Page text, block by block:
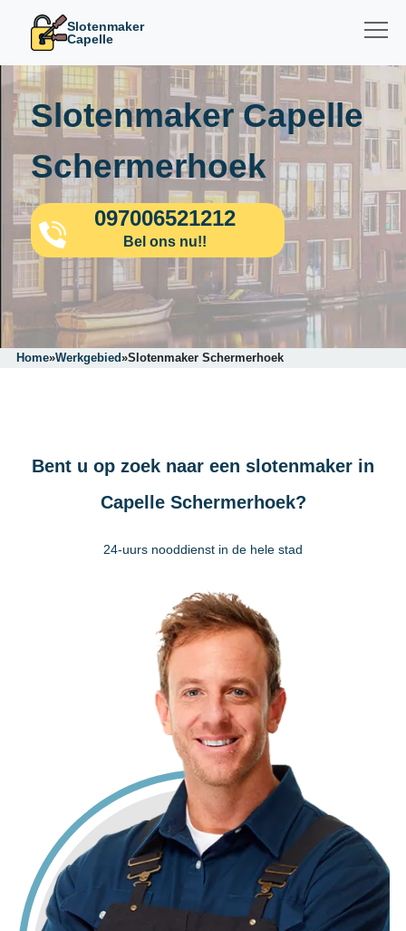
Slotenmaker
Capelle
Slotenmaker Capelle
Schermerhoek
097006521212
Bel ons nu!!
Home»Werkgebied»Slotenmaker Schermerhoek
Bent u op zoek naar een slotenmaker in
Capelle Schermerhoek?
24-uurs nooddienst in de hele stad